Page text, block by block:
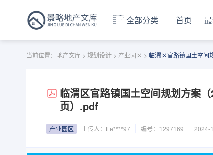
全部分类 首页
当前位置： 地产文库 > 规划设计 > 产业园区 > 临渭区官路镇国土空
临渭区官路镇国土空间规划方案
页）.pdf
产业园区 上传人： Le****97 编号：1297169 2024-